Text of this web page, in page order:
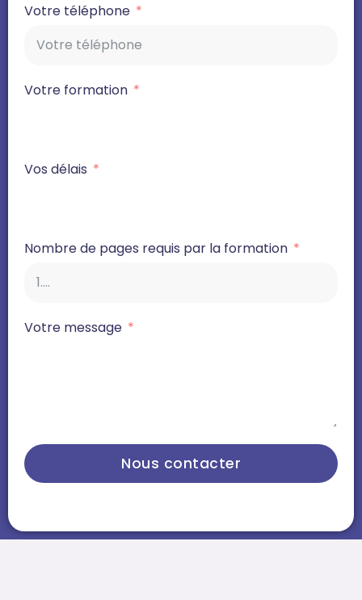
Votre téléphone
Votre formation
Vos délais
Nombre de pages requis par la formation
Votre message
Nous contacter